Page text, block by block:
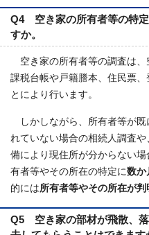
Q4 空き家の所有者等の特定
すか。
空き家の所有者等の調査は、
課税台帳や戸籍謄本、住民票
とにより行います。
しかしながら、所有者等が既
れていない場合の相続人調査
備により現住所が分からない
有者等やその所在の特定に数か
的には所有者等やその所在が判
Q5 空き家の部材が飛散、